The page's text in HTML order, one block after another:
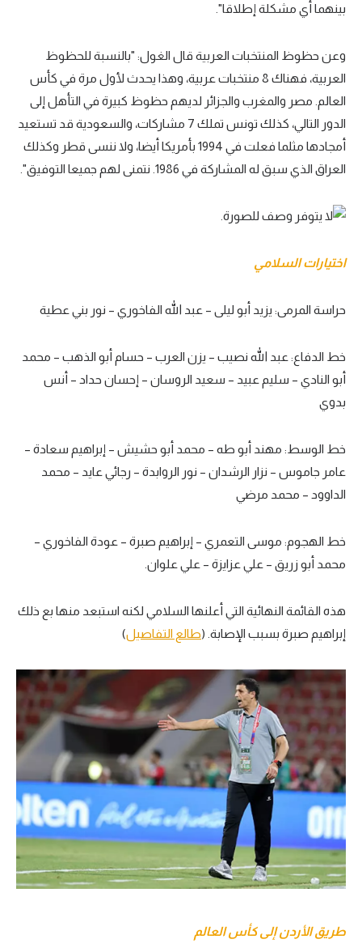
بينهما أي مشكلة إطلاقا".
وعن حظوظ المنتخبات العربية قال الغول: "بالنسبة للحظوظ
العربية، فهناك 8 منتخبات عربية، وهذا يحدث لأول مرة في كأس
العالم. مصر والمغرب والجزائر لديهم حظوظ كبيرة في التأهل إلى
الدور التالي، كذلك تونس تملك 7 مشاركات، والسعودية قد تستعيد
أمجادها مثلما فعلت في 1994 بأمريكا أيضا، ولا ننسى قطر وكذلك
العراق الذي سبق له المشاركة في 1986. نتمنى لهم جميعا التوفيق".
اختيارات السلامي
حراسة المرمى: يزيد أبو ليلى – عبد الله الفاخوري – نور بني عطية
خط الدفاع: عبد الله نصيب – يزن العرب – حسام أبو الذهب – محمد
أبو النادي – سليم عبيد – سعيد الروسان – إحسان حداد – أنس
بدوي
خط الوسط: مهند أبو طه – محمد أبو حشيش – إبراهيم سعادة –
عامر جاموس – نزار الرشدان – نور الروابدة – رجائي عايد – محمد
الداوود – محمد مرضي
خط الهجوم: موسى التعمري – إبراهيم صبرة – عودة الفاخوري –
محمد أبو زريق – علي عزايزة – علي علوان.
هذه القائمة النهائية التي أعلنها السلامي لكنه استبعد منها بع ذلك
إبراهيم صبرة بسبب الإصابة. (طالع التفاصيل)
طريق الأردن إلى كأس العالم